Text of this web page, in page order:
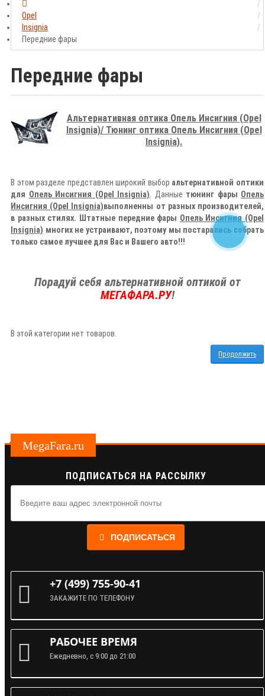
Opel
Insignia
Передние фары
Передние фары
Альтернативная оптика Опель Инсигния (Opel
Insignia)/ Тюнинг оптика Опель Инсигния (Opel
Insignia).
В этом разделе представлен широкий выбор альтернативной оптики
для Опель Инсигния (Opel Insignia) Данные тюнинг фары Опель
Инсигния (Opel Insignia)выполненны от разных производителей,
в разных стилях. Штатные передние фары Опель Инсигния (Opel
Insignia) многих не устраивают, поэтому мы постарались собрать
только самое лучшее для Вас и Вашего авто!!!
Порадуй себя альтернативной оптикой от
МЕГАФАРА.РУ!
В этой категории нет товаров.
Продолжить
MegaFara.ru
ПОДПИСАТЬСЯ НА РАССЫЛКУ
ПОДПИСАТЬСЯ
+7 (499) 755-90-41
ЗАКАЖИТЕ ПО ТЕЛЕФОНУ
РАБОЧЕЕ ВРЕМЯ
Ежедневно, с 9:00 до 21:00